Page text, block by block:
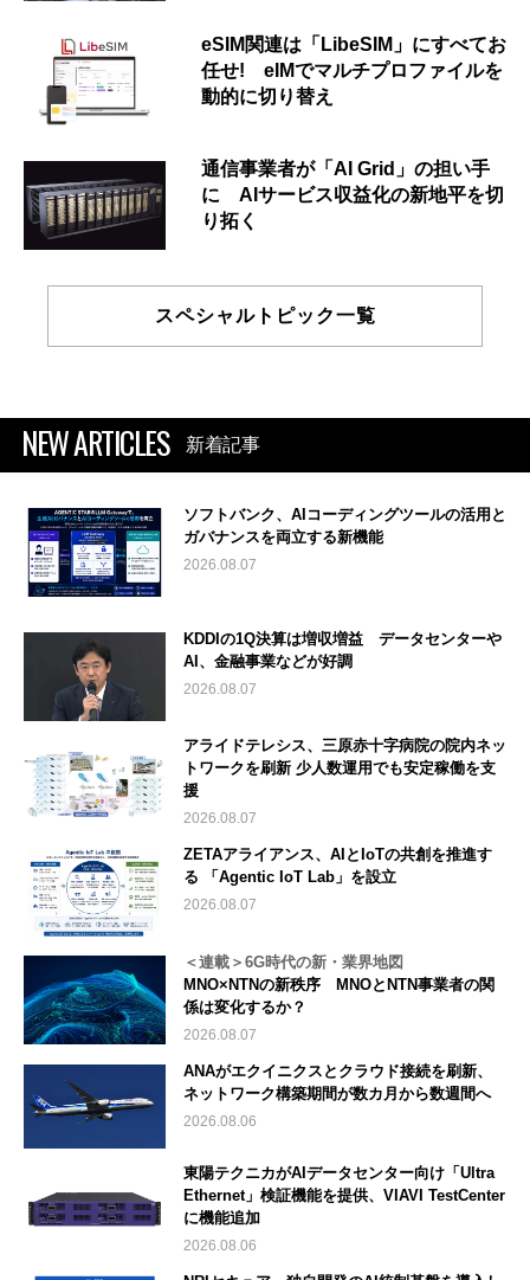
eSIM関連は「LibeSIM」にすべてお
任せ! eIMでマルチプロファイルを
動的に切り替え
通信事業者が「AI Grid」の担い手
に AIサービス収益化の新地平を切
り拓く
スペシャルトピック一覧
NEW ARTICLES 新着記事
ソフトバンク、AIコーディングツールの活用と
ガバナンスを両立する新機能
2026.08.07
KDDIの1Q決算は増収増益 データセンターや
AI、金融事業などが好調
2026.08.07
アライドテレシス、三原赤十字病院の院内ネッ
トワークを刷新 少人数運用でも安定稼働を支
援
2026.08.07
ZETAアライアンス、AIとIoTの共創を推進す
る 「Agentic IoT Lab」を設立
2026.08.07
＜連載＞6G時代の新・業界地図
MNO×NTNの新秩序 MNOとNTN事業者の関
係は変化するか？
2026.08.07
ANAがエクイニクスとクラウド接続を刷新、
ネットワーク構築期間が数カ月から数週間へ
2026.08.06
東陽テクニカがAIデータセンター向け「Ultra
Ethernet」検証機能を提供、VIAVI TestCenter
に機能追加
2026.08.06